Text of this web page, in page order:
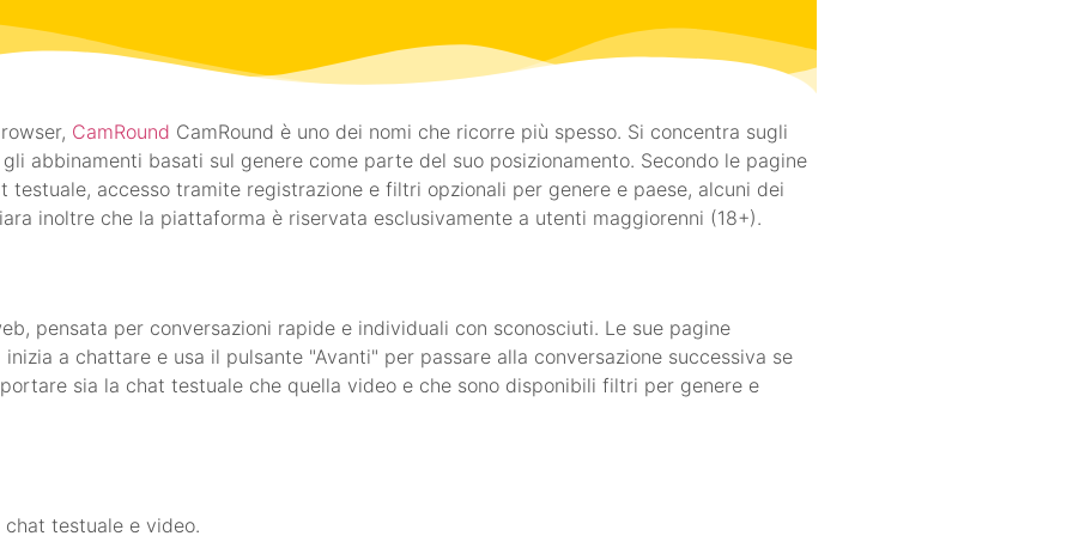
CamRound CamRound è uno dei nomi che ricorre più spesso. Si concentra sugli
abbinamenti basati sul genere come parte del suo posizionamento. Secondo le pagine
accesso tramite registrazione e filtri opzionali per genere e paese, alcuni dei
inoltre che la piattaforma è riservata esclusivamente a utenti maggiorenni (18+).
pensata per conversazioni rapide e individuali con sconosciuti. Le sue pagine
a chattare e usa il pulsante "Avanti" per passare alla conversazione successiva se
sia la chat testuale che quella video e che sono disponibili filtri per genere e
testuale e video.